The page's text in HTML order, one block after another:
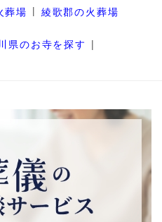
葬場 綾歌郡の火葬場
県のお寺を探す